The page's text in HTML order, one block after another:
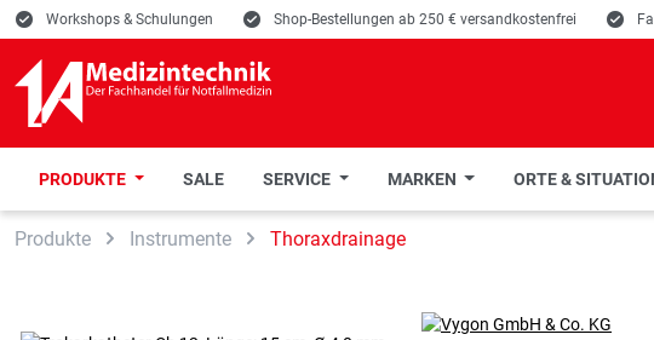
Zur Suche springen
Zur Hauptnavigation springen
E Workshops & Schulungen E Shop-Bestellungen ab 250 € versandkostenfrei E
PRODUKTE SALE SERVICE MARKEN ORTE &
Produkte Instrumente Thoraxdrainage